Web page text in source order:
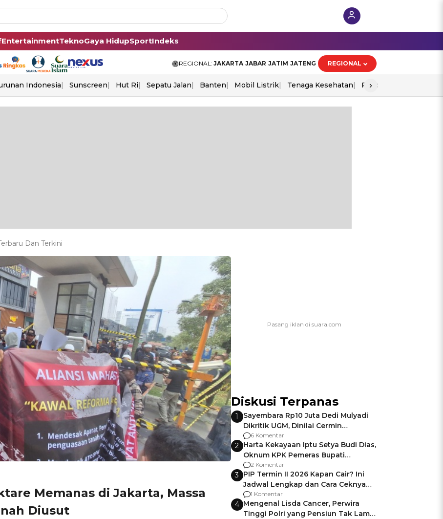
EntertainmentTeknoGaya HidupSportIndeks
REGIONAL: JAKARTA JABAR JATIM JATENG REGIONAL
Indonesia Sunscreen Hut Ri Sepatu Jalan Banten Mobil Listrik Tenaga Kesehatan Piala Aff 2026
›
Dan Terkini
Memanas di Jakarta, Massa
Diusut
Diskusi Terpanas
1
Sayembara Rp10 Juta Dedi Mulyadi
Dikritik UGM, Dinilai Cermin
Gagalnya Negara Jamin Keamanan
6 Komentar
2 Harta Kekayaan Iptu Setya Budi Dias,
Oknum KPK Pemeras Bupati
Pemalang
2 Komentar
3 PIP Termin II 2026 Kapan Cair? Ini
Jadwal Lengkap dan Cara Ceknya
agar Dana Tidak Hangus!
1 Komentar
4 Mengenal Lisda Cancer, Perwira
Tinggi Polri yang Pensiun Tak Lama